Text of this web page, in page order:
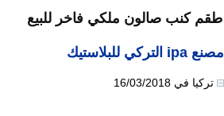
طقم كنب صالون ملكي فاخر للبيع
مصنع ipa التركي للبلاستيك
تركيا في 16/03/2018